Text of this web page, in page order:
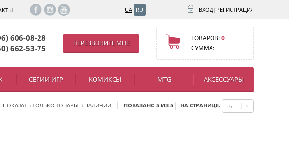
UA RU ВХОД| РЕГИСТРАЦИЯ
606-08-28
662-53-75
ПЕРЕЗВОНИТЕ МНЕ
ТОВАРОВ:0
СУММА:
СЕРИИ ИГР КОМИКСЫ MTG АКСЕССУАРЫ
ПОКАЗАТЬ ТОЛЬКО ТОВАРЫ В НАЛИЧИИ ПОКАЗАНО 5 ИЗ 5 НА СТРАНИЦЕ: 16